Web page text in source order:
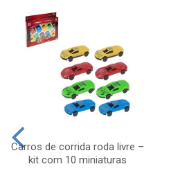
Carros de corrida roda livre –
kit com 10 miniaturas